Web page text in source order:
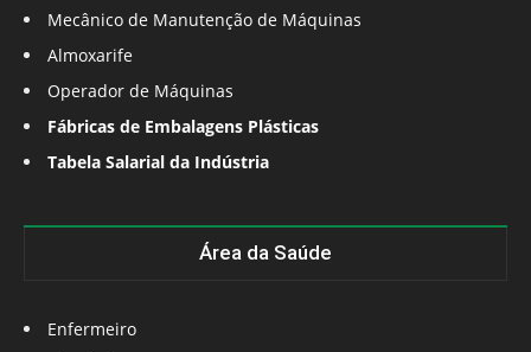
Mecânico de Manutenção de Máquinas
Almoxarife
Operador de Máquinas
Fábricas de Embalagens Plásticas
Tabela Salarial da Indústria
Área da Saúde
Enfermeiro